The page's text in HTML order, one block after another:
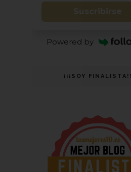
Suscribirse
Powered by
¡¡¡SOY FINALISTA!!